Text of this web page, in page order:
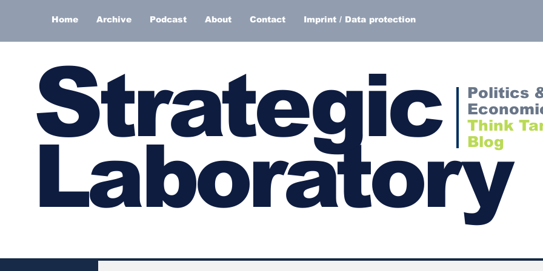
Home Archive Podcast About Contact Imprint / Data protection
Strategic
Laboratory
Politics
Think
Blog